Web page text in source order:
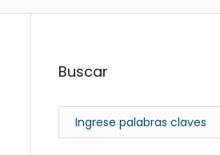
Buscar